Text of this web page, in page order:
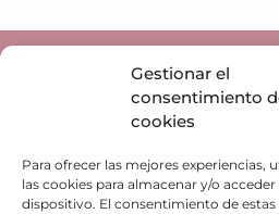
Gestionar el
consentimiento
cookies
Para ofrecer las mejores experiencias,
las cookies para almacenar y/o
dispositivo. El consentimiento de